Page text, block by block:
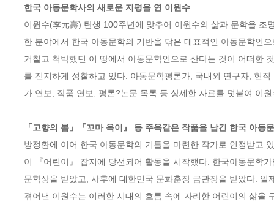
한국 아동문학사의 새로운 지평을 연 이원수
이원수(李元壽) 탄생 100주년에 맞추어 이원수의 삶과 문학을
한 분야에서 한국 아동문학의 기반을 닦은 대표적인 아동문학인
거칠고 척박했던 이 땅에서 아동문학인으로 산다는 것이 어떠한
를 진지하게 성찰하고 있다. 아동문학평론가, 국내외 연구자, 현
가 연보, 작품 연보, 평론?논문 목록 등 상세한 자료를 덧붙여 이
「고향의 봄」『꼬마 옥이』 등 주옥같은 작품을 남긴 한국 아동
방정환에 이어 한국 아동문학의 기틀을 마련한 작가로 인정받고
이 『어린이』 잡지에 당선되어 활동을 시작했다. 한국아동문학
문학상을 받았고, 사후에 대한민국 문화훈장 금관장을 받았다.
겪어낸 이원수는 이러한 시대의 흐름 속에 자리한 어린이의 삶을